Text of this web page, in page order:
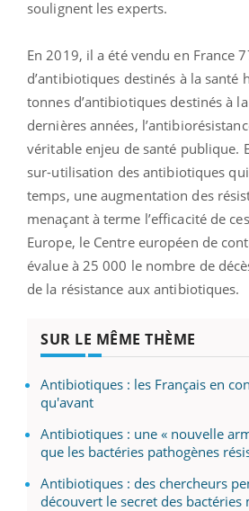
soulignent les experts.
En 2019, il a été vendu en France
d’antibiotiques destinés à la santé
tonnes d’antibiotiques destinés à
dernières années,
véritable enjeu de santé publique.
sur-utilisation des antibiotiques
temps, une augmentation des
menaçant à terme l’efficacité de
Europe, le Centre européen de
évalue à 25 000 le nombre de
de la résistance aux antibiotiques.
SUR LE MÊME THÈME
Antibiotiques : les Français en
qu'avant
Antibiotiques : une « nouvelle
que les bactéries pathogènes
Antibiotiques : des chercheurs
découvert le secret des